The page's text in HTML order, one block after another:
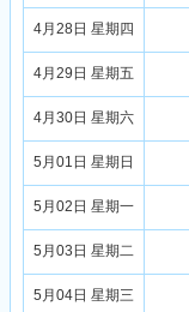
4月28日 星期四
4月29日 星期五
4月30日 星期六
5月01日 星期日
5月02日 星期一
5月03日 星期二
5月04日 星期三